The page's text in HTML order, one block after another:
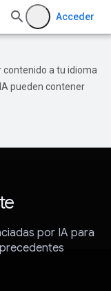
Acceder
contenido a tu idioma
pueden contener
por IA para